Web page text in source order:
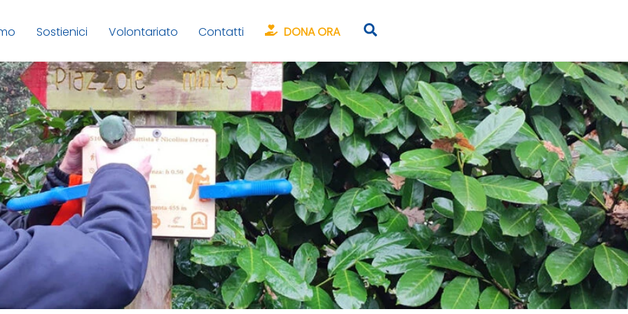
Search
Sostienici Volontariato Contatti DONA ORA